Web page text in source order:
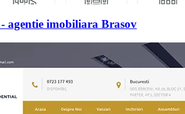
agentie imobiliara Brasov